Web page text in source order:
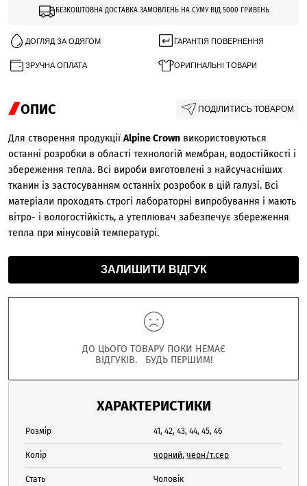
БЕЗКОШТОВНА ДОСТАВКА ЗАМОВЛЕНЬ НА СУМУ ВІД 5000 ГРИВЕНЬ
ДОГЛЯД ЗА ОДЯГОМ ГАРАНТІЯ ПОВЕРНЕННЯ
ЗРУЧНА ОПЛАТА ОРИГІНАЛЬНІ ТОВАРИ
ОПИС ПОДІЛИТИСЬ ТОВАРОМ
Для створення продукції Alpine Crown використовуються
останні розробки в області технологій мембран, водостійкості і
збереження тепла. Всі вироби виготовлені з найсучасніших
тканин із застосуванням останніх розробок в цій галузі. Всі
матеріали проходять строгі лабораторні випробування і мають
вітро- і вологостійкість, а утеплювач забезпечує збереження
тепла при мінусовій температурі.
ЗАЛИШИТИ ВІДГУК
ДО ЦЬОГО ТОВАРУ ПОКИ НЕМАЄ
ВІДГУКІВ. БУДЬ ПЕРШИМ!
ХАРАКТЕРИСТИКИ
Розмір 41, 42, 43, 44, 45, 46
Колір чорний, черн/т.сер
Стать Чоловік